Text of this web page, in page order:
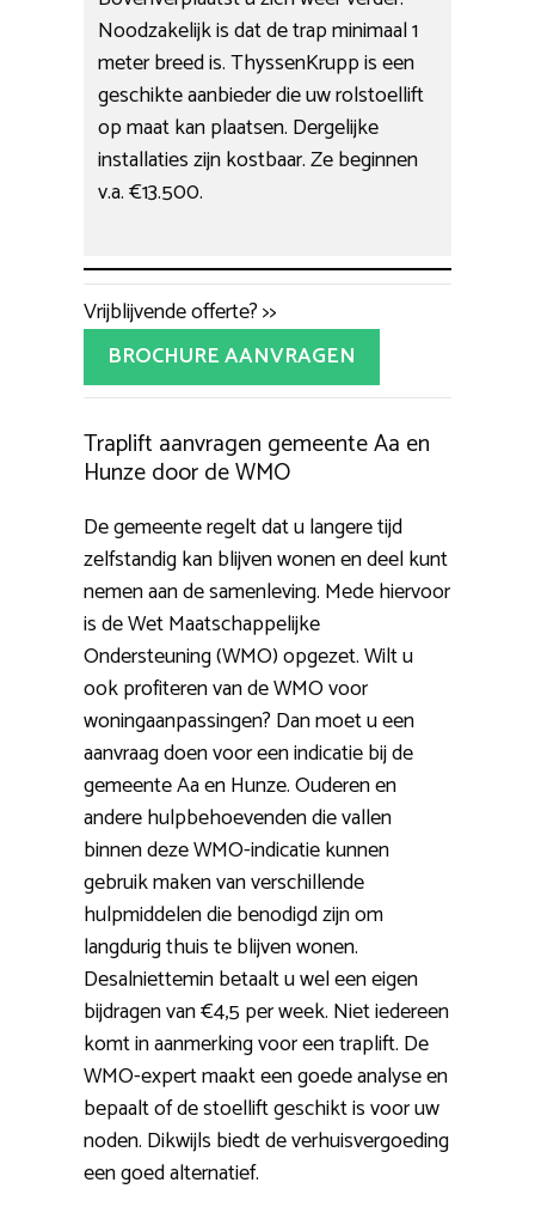
Noodzakelijk is dat de trap minimaal 1
meter breed is. ThyssenKrupp is een
geschikte aanbieder die uw rolstoellift
op maat kan plaatsen. Dergelijke
installaties zijn kostbaar. Ze beginnen
v.a. €13.500.
Vrijblijvende offerte? >>
BROCHURE AANVRAGEN
Traplift aanvragen gemeente Aa en
Hunze door de WMO
De gemeente regelt dat u langere tijd
zelfstandig kan blijven wonen en deel kunt
nemen aan de samenleving. Mede hiervoor
is de Wet Maatschappelijke
Ondersteuning (WMO) opgezet. Wilt u
ook profiteren van de WMO voor
woningaanpassingen? Dan moet u een
aanvraag doen voor een indicatie bij de
gemeente Aa en Hunze. Ouderen en
andere hulpbehoevenden die vallen
binnen deze WMO-indicatie kunnen
gebruik maken van verschillende
hulpmiddelen die benodigd zijn om
langdurig thuis te blijven wonen.
Desalniettemin betaalt u wel een eigen
bijdragen van €4,5 per week. Niet iedereen
komt in aanmerking voor een traplift. De
WMO-expert maakt een goede analyse en
bepaalt of de stoellift geschikt is voor uw
noden. Dikwijls biedt de verhuisvergoeding
een goed alternatief.